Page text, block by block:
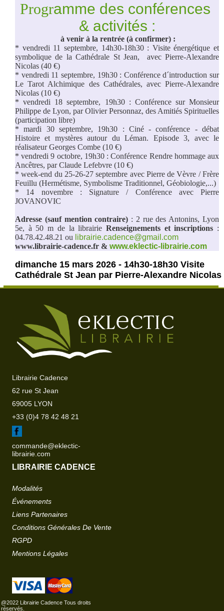
Programme des conférences
& activités :
à venir à la rentrée (à confirmer) :
* vendredi 11 septembre, 14h30-18h30 : Visite énergétique et
symbolique de la Cathédrale St Jean,  avec Pierre-Alexandre
Nicolas (40 €)
* vendredi 11 septembre, 19h30 : Conférence d´introduction sur
Le Tarot Alchimique des Cathédrales, avec Pierre-Alexandre
Nicolas (10 €)
* vendredi 18 septembre, 19h30 : Conférence sur Monsieur
Philippe de Lyon, par Olivier Personnaz, des Amitiés Spirituelles
(participation libre)
* mardi 30 septembre, 19h30 : Ciné - conférence - débat
Histoire et mystères autour du Léman. Episode 3, avec le
réalisateur Georges Combe (10 €)
* vendredi 9 octobre, 19h30 : Conférence Rendre hommage aux
Ancêtres, par Claude Lefebvre (10 €)
* week-end du 25-26-27 septembre avec Pierre de Vèvre / Frère
Feuillu (Hermétisme, Symbolisme Traditionnel, Géobiologie,...)
* 14 novembre : Signature / Conférence avec Pierre
JOVANOVIC
Adresse (sauf mention contraire) : 2 rue des Antonins, Lyon
5e, à 50 m de la librairie Renseignements et inscriptions :
04.78.42.48.21 ou librairie.cadence@gmail.com
www.librairie-cadence.fr & www.eklectic-librairie.com
dimanche 15 mars 2026 - 14h30-18h30 Visite
Cathédrale St Jean par Pierre-Alexandre Nicolas
Librairie Cadence
62 rue St Jean
69005 LYON
+33 (0)4 78 42 48 21
commande@eklectic-
librairie.com
LIBRAIRIE CADENCE
Modalités
Événements
Liens Partenaires
Conditions Générales De Vente
RGPD
Mentions Légales
@2022 Librairie Cadence Tous droits
réservés.